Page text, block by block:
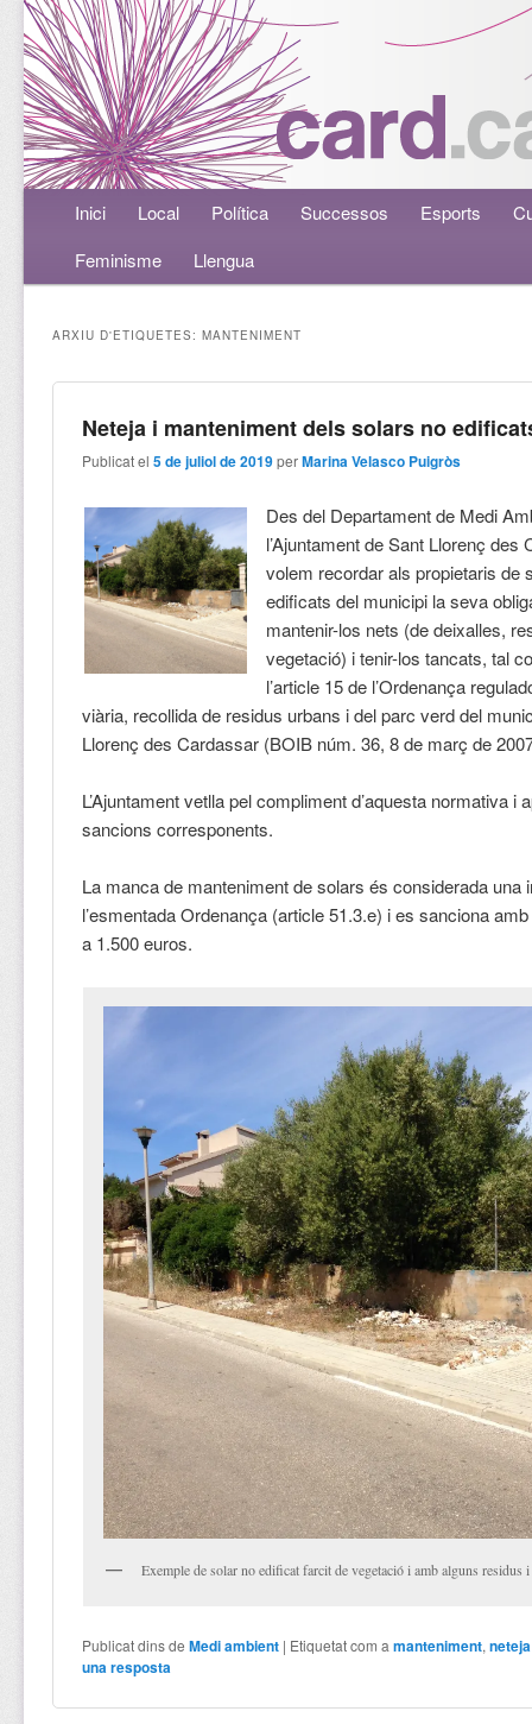
Menú principalAneu al contingut principal
Aneu al contingut secundari
Inici Local Política Successos Esports
Feminisme
Llengua
ARXIU D'ETIQUETES:MANTENIMENT
Neteja i manteniment dels solars no
Publicat el5 de juliol de 2019 perMarina Velasco Puigròs
Des del Departament de Medi
l’Ajuntament de Sant Llorenç des
volem recordar als propietaris de
edificats del municipi la seva
mantenir-los nets (de deixalles,
vegetació) i tenir-los tancats, tal
l’article 15 de l’Ordenança
viària, recollida de residus urbans i del parc verd del
Llorenç des Cardassar (BOIB núm. 36, 8 de març de
L’Ajuntament vetlla pel compliment d’aquesta normativa i
sancions corresponents.
La manca de manteniment de solars és considerada una
l’esmentada Ordenança (article 51.3.e) i es sanciona
a 1.500 euros.
Exemple de solar no edificat farcit de vegetació i amb alguns residus
Publicat dins de Medi ambient | Etiquetat com a manteniment,neteja
una resposta